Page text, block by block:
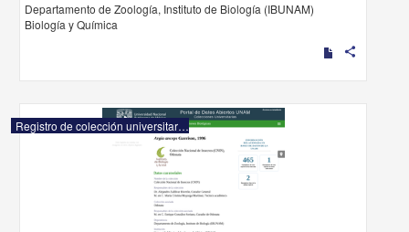
Departamento de Zoología, Instituto de Biología (IBUNAM)
Biología y Química
share
Registro de colección universitaria